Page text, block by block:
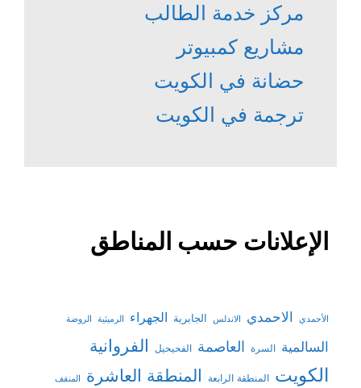
مركز خدمة الطالب
مشاريع كمبيوتر
حضانة في الكويت
ترجمة في الكويت
الإعلانات حسب المناطق
الأحمدي الاحمدي الاندلس الجابرية الجهراء الرميثية الروضة
السالمية السرة العاصمة الفحيحيل الفروانية
الكويت المنطقة الرابعة المنطقة العاشرة المنقف